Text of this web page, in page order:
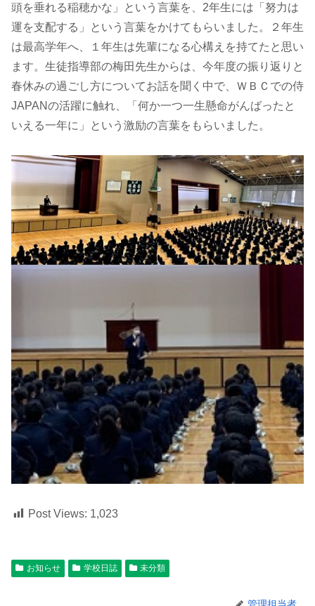
頭を垂れる稲穂かな」という言葉を、2年生には「努力は
運を支配する」という言葉をかけてもらいました。２年生
は最高学年へ、１年生は先輩になる心構えを持てたと思い
ます。生徒指導部の梅田先生からは、今年度の振り返りと
春休みの過ごし方についてお話を聞く中で、ＷＢＣでの侍
JAPANの活躍に触れ、「何か一つ一生懸命がんばったと
いえる一年に」という激励の言葉をもらいました。
Post Views: 1,023
お知らせ 学校日誌 未分類